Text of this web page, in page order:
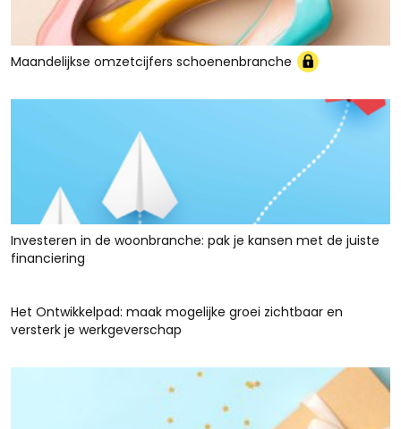
Maandelijkse omzetcijfers schoenenbranche
Investeren in de woonbranche: pak je kansen met de juiste
financiering
Het Ontwikkelpad: maak mogelijke groei zichtbaar en
versterk je werkgeverschap